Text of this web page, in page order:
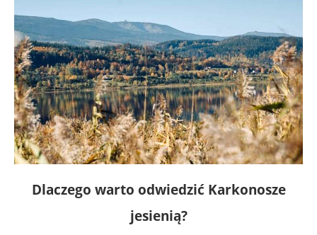
Dlaczego warto odwiedzić Karkonosze
jesienią?